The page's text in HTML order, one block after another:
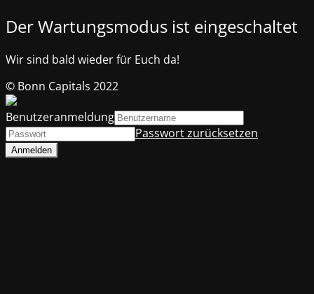
Der Wartungsmodus ist eingeschaltet
Wir sind bald wieder für Euch da!
© Bonn Capitals 2022
Benutzeranmeldung
Passwort zurücksetzen